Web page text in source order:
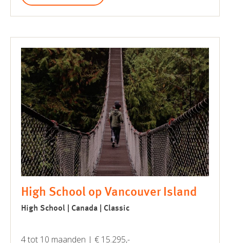
High School op Vancouver Island
High School | Canada | Classic
4 tot 10 maanden | € 15.295,-